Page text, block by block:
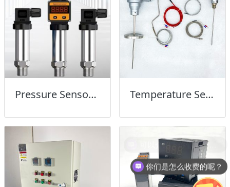
Pressure Sensor压力传感器 Temperature Sensor温度传感器
你们是怎么收费的呢？